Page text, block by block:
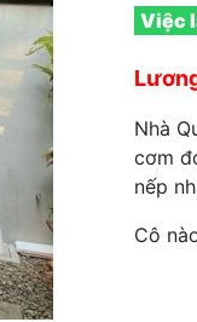
Việc
Nhà
cơm
nếp
Cô